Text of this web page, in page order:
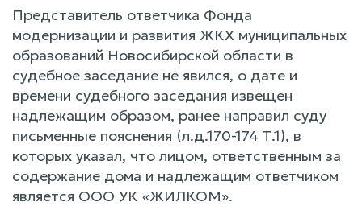
Представитель ответчика Фонда
модернизации и развития ЖКХ муниципальных
образований Новосибирской области в
судебное заседание не явился, о дате и
времени судебного заседания извещен
надлежащим образом, ранее направил суду
письменные пояснения (л.д.170-174 Т.1), в
которых указал, что лицом, ответственным за
содержание дома и надлежащим ответчиком
является ООО УК «ЖИЛКОМ».